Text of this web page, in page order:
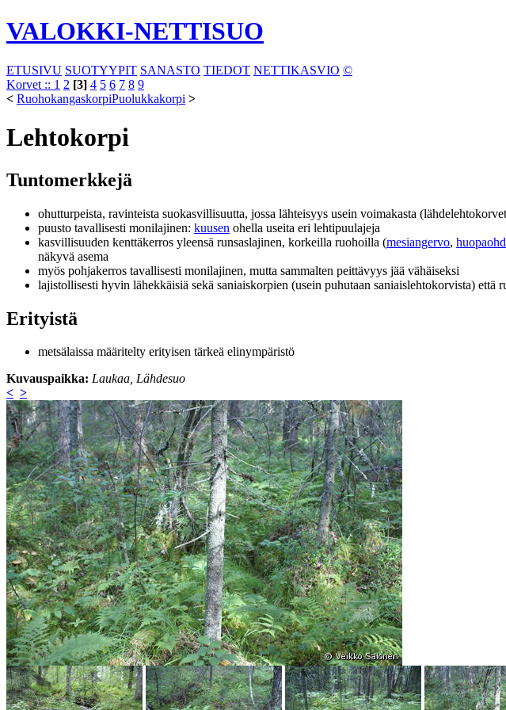
VALOKKI-NETTISUO
ETUSIVU SUOTYYPIT SANASTO TIEDOT NETTIKASVIO ©
Korvet :: 1 2 [3] 4 5 6 7 8 9
< RuohokangaskorpiPuolukkakorpi >
Lehtokorpi
Tuntomerkkejä
ohutturpeista, ravinteista suokasvillisuutta, jossa lähteisyys usein voimakasta
puusto tavallisesti monilajinen: kuusen ohella useita eri lehtipuulajeja
kasvillisuuden kenttäkerros yleensä runsaslajinen, korkeilla ruohoilla (mesiangervo,
näkyvä asema
myös pohjakerros tavallisesti monilajinen, mutta sammalten peittävyys jää vähäiseksi
lajistollisesti hyvin lähekkäisiä sekä saniaiskorpien (usein puhutaan saniaislehtokorvista) että
Erityistä
metsälaissa määritelty erityisen tärkeä elinympäristö
Kuvauspaikka: Laukaa, Lähdesuo
< >